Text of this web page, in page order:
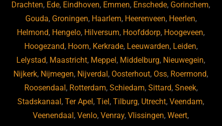
Drachten, Ede, Eindhoven, Emmen, Enschede, Gorinchem,
Gouda, Groningen, Haarlem, Heerenveen, Heerlen,
Helmond, Hengelo, Hilversum, Hoofddorp, Hoogeveen,
Hoogezand, Hoorn, Kerkrade, Leeuwarden, Leiden,
Lelystad, Maastricht, Meppel, Middelburg, Nieuwegein,
Nijkerk, Nijmegen, Nijverdal, Oosterhout, Oss, Roermond,
Roosendaal, Rotterdam, Schiedam, Sittard, Sneek,
Stadskanaal,Ter Apel,Tiel,Tilburg, Utrecht,Veendam,
Veenendaal,Venlo,Venray,Vlissingen,Weert,